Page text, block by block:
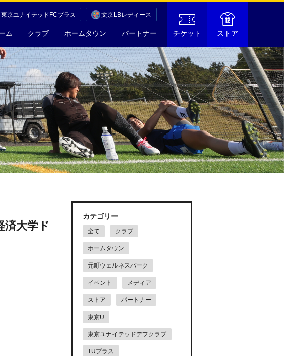
ム クラブ ホームタウン パートナー チケット ストア
東京ユナイテッドFCプラス 文京LBレディース
済大学ド
カテゴリー
全て クラブ
ホームタウン
元町ウェルネスパーク
イベント メディア
ストア パートナー
東京U
東京ユナイテッドデフクラブ
TUプラス